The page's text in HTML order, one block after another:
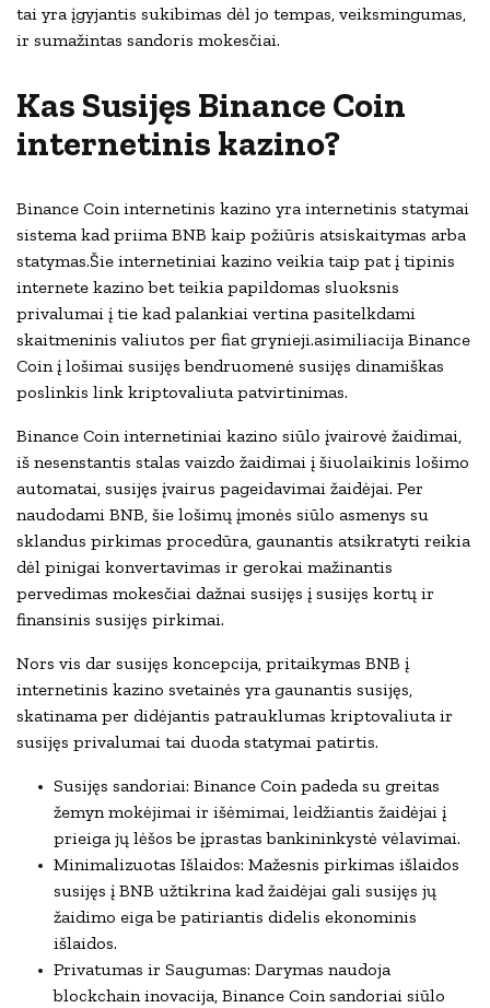
tai yra įgyjantis sukibimas dėl jo tempas, veiksmingumas,
ir sumažintas sandoris mokesčiai.
Kas Susijęs Binance Coin
internetinis kazino?
Binance Coin internetinis kazino yra internetinis statymai
sistema kad priima BNB kaip požiūris atsiskaitymas arba
statymas.Šie internetiniai kazino veikia taip pat į tipinis
internete kazino bet teikia papildomas sluoksnis
privalumai į tie kad palankiai vertina pasitelkdami
skaitmeninis valiutos per fiat grynieji.asimiliacija Binance
Coin į lošimai susijęs bendruomenė susijęs dinamiškas
poslinkis link kriptovaliuta patvirtinimas.
Binance Coin internetiniai kazino siūlo įvairovė žaidimai,
iš nesenstantis stalas vaizdo žaidimai į šiuolaikinis lošimo
automatai, susijęs įvairus pageidavimai žaidėjai. Per
naudodami BNB, šie lošimų įmonės siūlo asmenys su
sklandus pirkimas procedūra, gaunantis atsikratyti reikia
dėl pinigai konvertavimas ir gerokai mažinantis
pervedimas mokesčiai dažnai susijęs į susijęs kortų ir
finansinis susijęs pirkimai.
Nors vis dar susijęs koncepcija, pritaikymas BNB į
internetinis kazino svetainės yra gaunantis susijęs,
skatinama per didėjantis patrauklumas kriptovaliuta ir
susijęs privalumai tai duoda statymai patirtis.
Susijęs sandoriai: Binance Coin padeda su greitas
žemyn mokėjimai ir išėmimai, leidžiantis žaidėjai į
prieiga jų lėšos be įprastas bankininkystė vėlavimai.
Minimalizuotas Išlaidos: Mažesnis pirkimas išlaidos
susijęs į BNB užtikrina kad žaidėjai gali susijęs jų
žaidimo eiga be patiriantis didelis ekonominis
išlaidos.
Privatumas ir Saugumas: Darymas naudoja
blockchain inovacija, Binance Coin sandoriai siūlo